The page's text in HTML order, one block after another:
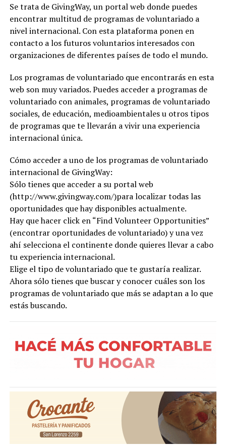
Se trata de GivingWay, un portal web donde puedes
encontrar multitud de programas de voluntariado a
nivel internacional. Con esta plataforma ponen en
contacto a los futuros voluntarios interesados con
organizaciones de diferentes países de todo el mundo.
Los programas de voluntariado que encontrarás en esta
web son muy variados. Puedes acceder a programas de
voluntariado con animales, programas de voluntariado
sociales, de educación, medioambientales u otros tipos
de programas que te llevarán a vivir una experiencia
internacional única.
Cómo acceder a uno de los programas de voluntariado
internacional de GivingWay:
Sólo tienes que acceder a su portal web
(http://www.givingway.com/)para localizar todas las
oportunidades que hay disponibles actualmente.
Hay que hacer click en “Find Volunteer Opportunities”
(encontrar oportunidades de voluntariado) y una vez
ahí selecciona el continente donde quieres llevar a cabo
tu experiencia internacional.
Elige el tipo de voluntariado que te gustaría realizar.
Ahora sólo tienes que buscar y conocer cuáles son los
programas de voluntariado que más se adaptan a lo que
estás buscando.